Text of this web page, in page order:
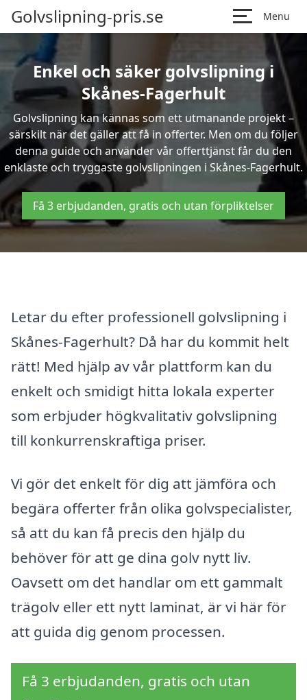
Golvslipning-pris.se Menu
Enkel och säker golvslipning i
Skånes-Fagerhult
Golvslipning kan kännas som ett utmanande projekt –
särskilt när det gäller att få in offerter. Men om du följer
denna guide och använder vår offerttjänst får du den
enklaste och tryggaste golvslipningen i Skånes-Fagerhult.
Få 3 erbjudanden, gratis och utan förpliktelser
Letar du efter professionell golvslipning i
Skånes-Fagerhult? Då har du kommit helt
rätt! Med hjälp av vår plattform kan du
enkelt och smidigt hitta lokala experter
som erbjuder högkvalitativ golvslipning
till konkurrenskraftiga priser.
Vi gör det enkelt för dig att jämföra och
begära offerter från olika golvspecialister,
så att du kan få precis den hjälp du
behöver för att ge dina golv nytt liv.
Oavsett om det handlar om ett gammalt
trägolv eller ett nytt laminat, är vi här för
att guida dig genom processen.
Få 3 erbjudanden, gratis och utan